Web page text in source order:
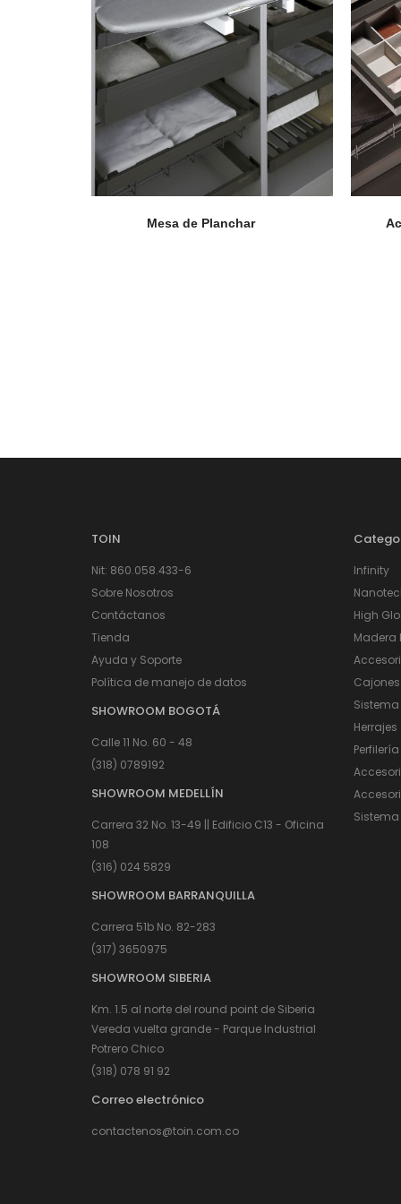
Accesorios
Colgadores
Espejos
Mesa de Planchar
TOIN
Nit: 860.058.433-6
Sobre Nosotros
Contáctanos
Tienda
Ayuda y Soporte
Política de manejo de datos
SHOWROOM BOGOTÁ
Calle 11 No. 60 - 48
(318) 0789192
SHOWROOM MEDELLÍN
Carrera 32 No. 13-49 || Edificio C13 - Oficina
108
(316) 024 5829
SHOWROOM BARRANQUILLA
Carrera 51b No. 82-283
(317) 3650975
SHOWROOM SIBERIA
Km. 1.5 al norte del round point de Siberia
Vereda vuelta grande - Parque Industrial
Potrero Chico
(318) 078 91 92
Correo electrónico
contactenos@toin.com.co
Infinity
High
Madera
Cajones
Herrajes
Perfilería